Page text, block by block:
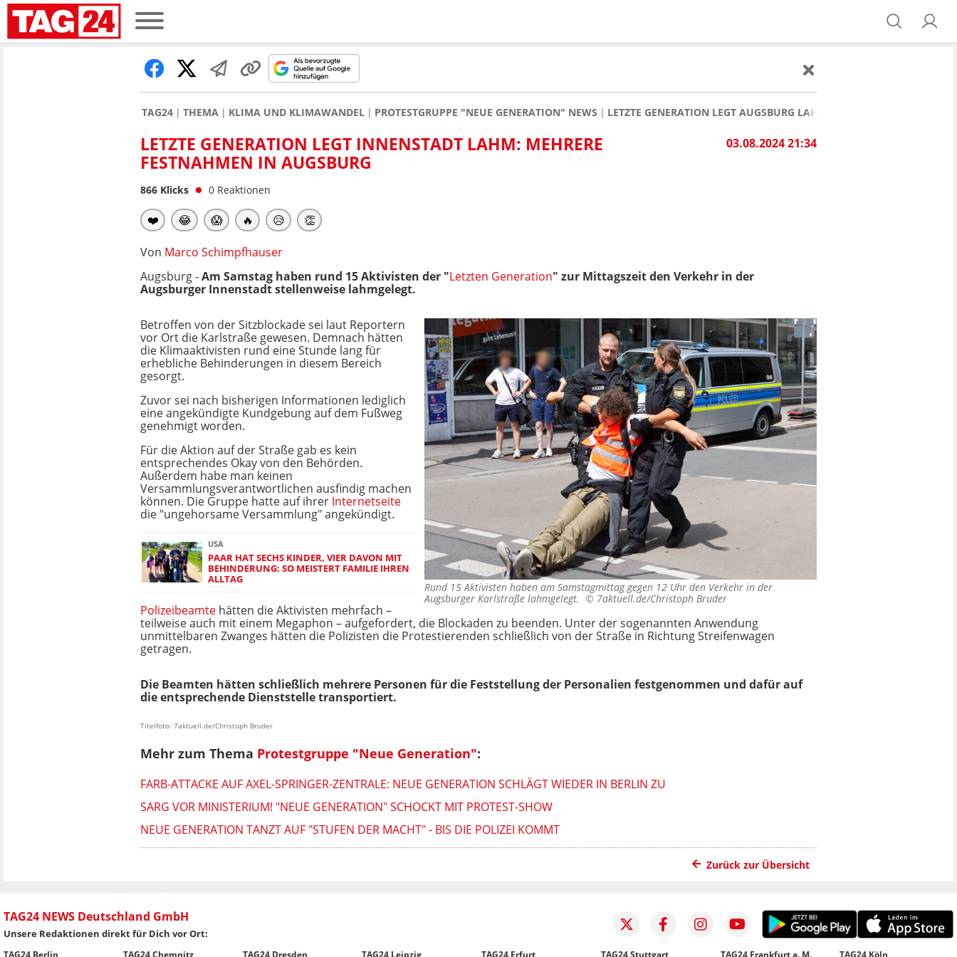
TAG24 THEMA KLIMA UND KLIMAWANDEL PROTESTGRUPPE "NEUE GENERATION" NEWS LETZTE GENERATION LEGT AUGSBURG LAHM: MEHRERE
03.08.2024 21:34
LETZTE GENERATION LEGT INNENSTADT LAHM: MEHRERE
FESTNAHMEN IN AUGSBURG
866 Klicks 0 Reaktionen
❤️ 😂 😱 🔥 😥 👏
Von Marco Schimpfhauser
Augsburg -Am Samstag haben rund 15 Aktivisten der "Letzten Generation" zur Mittagszeit den Verkehr in der
Augsburger Innenstadt stellenweise lahmgelegt.
Rund 15 Aktivisten haben am Samstagmittag gegen 12 Uhr den Verkehr in der
Augsburger Karlstraße lahmgelegt. © 7aktuell.de/Christoph Bruder
Betroffen von der Sitzblockade sei laut Reportern
vor Ort die Karlstraße gewesen. Demnach hätten
die Klimaaktivisten rund eine Stunde lang für
erhebliche Behinderungen in diesem Bereich
gesorgt.
Zuvor sei nach bisherigen Informationen lediglich
eine angekündigte Kundgebung auf dem Fußweg
genehmigt worden.
Für die Aktion auf der Straße gab es kein
entsprechendes Okay von den Behörden.
Außerdem habe man keinen
Versammlungsverantwortlichen ausfindig machen
können. Die Gruppe hatte auf ihrer Internetseite
die "ungehorsame Versammlung" angekündigt.
USA
PAAR HAT SECHS KINDER, VIER DAVON MIT
BEHINDERUNG: SO MEISTERT FAMILIE IHREN
ALLTAG
Polizeibeamte hätten die Aktivisten mehrfach –
teilweise auch mit einem Megaphon – aufgefordert, die Blockaden zu beenden. Unter der sogenannten Anwendung
unmittelbaren Zwanges hätten die Polizisten die Protestierenden schließlich von der Straße in Richtung Streifenwagen
getragen.
Die Beamten hätten schließlich mehrere Personen für die Feststellung der Personalien festgenommen und dafür auf
die entsprechende Dienststelle transportiert.
Titelfoto: 7aktuell.de/Christoph Bruder
Mehr zum Thema Protestgruppe "Neue Generation":
FARB-ATTACKE AUF AXEL-SPRINGER-ZENTRALE: NEUE GENERATION SCHLÄGT WIEDER IN BERLIN ZU
SARG VOR MINISTERIUM! "NEUE GENERATION" SCHOCKT MIT PROTEST-SHOW
NEUE GENERATION TANZT AUF "STUFEN DER MACHT" - BIS DIE POLIZEI KOMMT
Zurück zur Übersicht
TAG24 NEWS Deutschland GmbH
Unsere Redaktionen direkt für Dich vor Ort:
TAG24 Berlin TAG24 Chemnitz TAG24 Dresden TAG24 Leipzig TAG24 Erfurt TAG24 Stuttgart TAG24 Frankfurt a. M. TAG24 Köln